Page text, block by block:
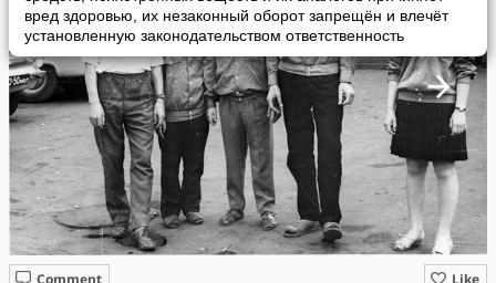
вред здоровью, их незаконный оборот запрещён и влечёт
установленную законодательством ответственность